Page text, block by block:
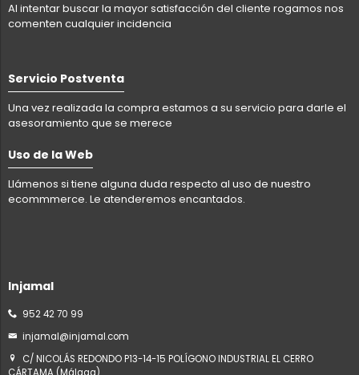
Al intentar buscar la mayor satisfacción del cliente rogamos nos
comenten cualquier incidencia
Servicio Postventa
Una vez realizada la compra estamos a su servicio para darle el
asesoramiento que se merece
Uso de la Web
Llámenos si tiene alguna duda respecto al uso de nuestro
ecommmerce. Le atenderemos encantados.
Injamal
952 42 70 99
injamal@injamal.com
C/ NICOLÁS REDONDO P13-14-15 POLÍGONO INDUSTRIAL EL CERRO